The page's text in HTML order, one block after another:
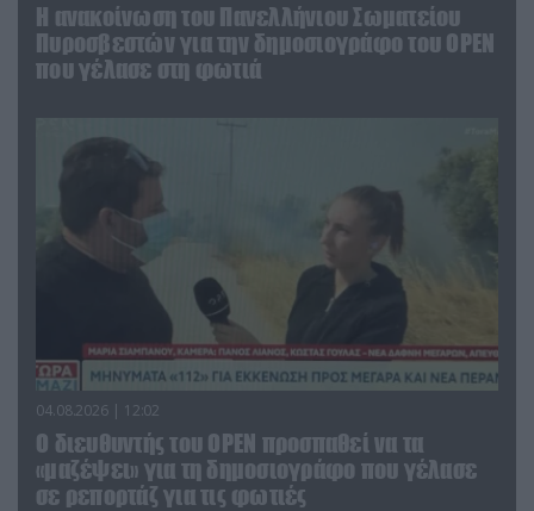
Η ανακοίνωση του Πανελλήνιου Σωματείου
Πυροσβεστών για την δημοσιογράφο του OPEN
που γέλασε στη φωτιά
04.08.2026 | 12:02
O διευθυντής του OPEN προσπαθεί να τα
«μαζέψει» για τη δημοσιογράφο που γέλασε
σε ρεπορτάζ για τις φωτιές